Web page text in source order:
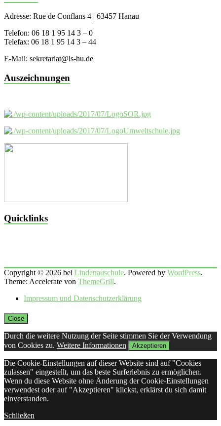
Adresse: Rue de Conflans 4 | 63457 Hanau
Telefon: 06 18 1 95 14 3 – 0
Telefax: 06 18 1 95 14 3 – 44
E-Mail: sekretariat@ls-hu.de
Auszeichnungen
Quicklinks
Copyright © 2026 bei Lindenauschule. Powered by WordPress.
Theme: Accelerate von ThemeGrill.
Impressum und Datenschutzerklärung
Close
Durch die weitere Nutzung der Seite stimmen Sie der Verwendung
von Cookies zu. Weitere Informationen Akzeptieren
Die Cookie-Einstellungen auf dieser Website sind auf "Cookies
zulassen" eingestellt, um das beste Surferlebnis zu ermöglichen.
Wenn du diese Website ohne Änderung der Cookie-Einstellungen
verwendest oder auf "Akzeptieren" klickst, erklärst du sich damit
einverstanden.
Schließen